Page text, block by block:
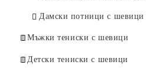
Дамски потници с шевици
Мъжки тениски с шевици
Мъжки тениски с къс ръкав
Детски тениски с шевици